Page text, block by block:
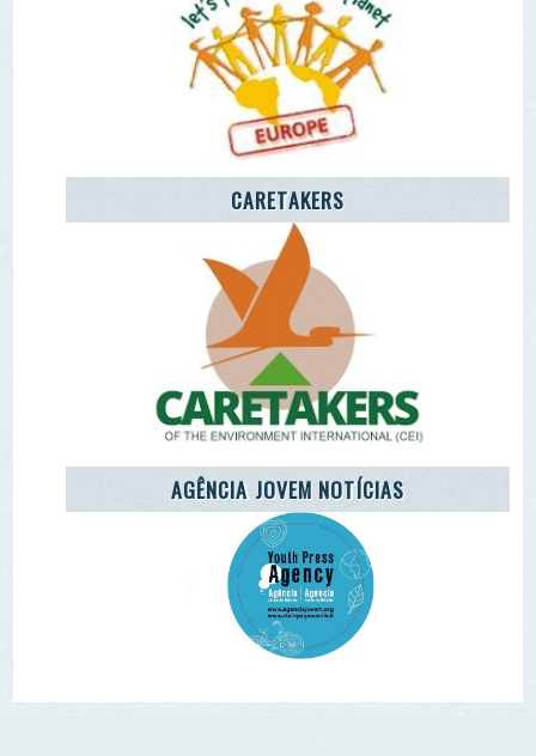
Termos de Uso | Privacidade | Litígio Consumo
Livro de Reclamações Eletronico
Ao aceder a outras paginas deste site sao usados cookies e
recolha dados. Ao aceder ao site consente o uso dos